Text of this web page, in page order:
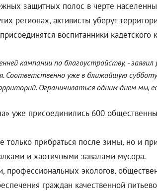
защитных полос в черте
регионах, активисты уберут
воспитанники кадетского
кампании по благоустройству, -
Соответственно уже в ближайшую
Ограничиваться одним днем мы,
уже присоединились 600
только прибраться после зимы, но и
и хаотичными завалами мусора.
профессиональных экологов,
граждан качественной